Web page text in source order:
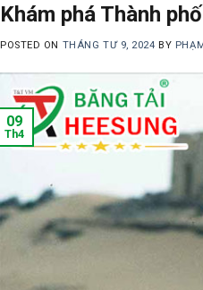
Khám phá Thành
POSTED ON THÁNG TƯ 9, 2024 BY
09
Th4